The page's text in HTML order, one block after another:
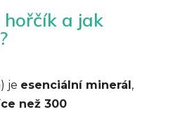
hořčík a jak
je esenciální minerál,
než 300